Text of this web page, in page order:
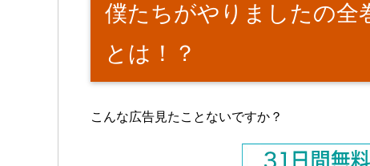
僕たちがやりましたの全
とは！？
こんな広告見たことないですか？